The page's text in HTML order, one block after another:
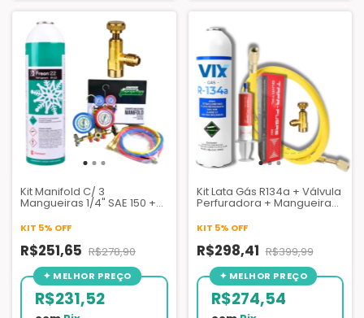
Kit Manifold C/ 3
Mangueiras 1/4" SAE 150 +
Gás Refrigerante
Chemours Freon R-22 Lata
Perfuradora Ar
Condicionado HVAC
KIT 5% OFF
R$251,65 R$278,90
R$231,52
Kit Lata Gás R134a + Válvula
Perfuradora + Mangueira
1,5 mt + Tapa Fugas
Quimital + Engate de baixa
KIT 5% OFF
R$298,41 R$399,99
R$274,54